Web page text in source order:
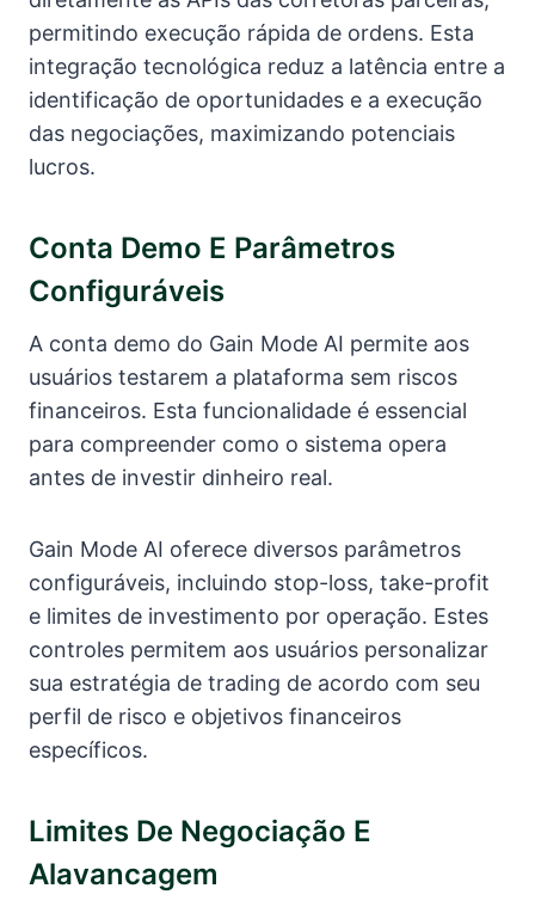
permitindo execução rápida de ordens. Esta
integração tecnológica reduz a latência entre a
identificação de oportunidades e a execução
das negociações, maximizando potenciais
lucros.
Conta Demo E Parâmetros
Configuráveis
A conta demo do Gain Mode AI permite aos
usuários testarem a plataforma sem riscos
financeiros. Esta funcionalidade é essencial
para compreender como o sistema opera
antes de investir dinheiro real.
Gain Mode AI oferece diversos parâmetros
configuráveis, incluindo stop-loss, take-profit
e limites de investimento por operação. Estes
controles permitem aos usuários personalizar
sua estratégia de trading de acordo com seu
perfil de risco e objetivos financeiros
específicos.
Limites De Negociação E
Alavancagem